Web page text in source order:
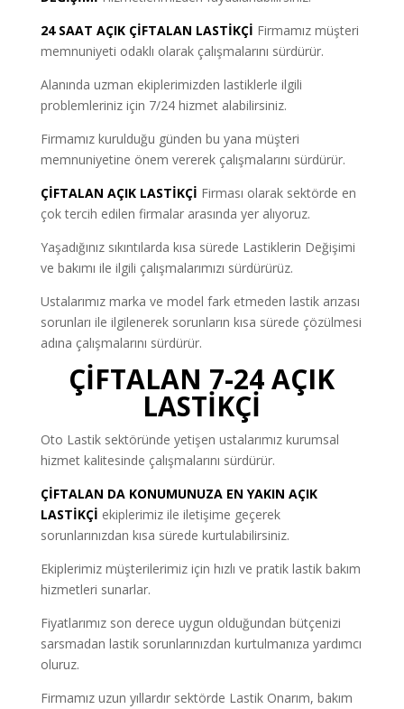
24 SAAT AÇIK ÇİFTALAN LASTİKÇİ Firmamız müşteri
memnuniyeti odaklı olarak çalışmalarını sürdürür.
Alanında uzman ekiplerimizden lastiklerle ilgili
problemleriniz için 7/24 hizmet alabilirsiniz.
Firmamız kurulduğu günden bu yana müşteri
memnuniyetine önem vererek çalışmalarını sürdürür.
ÇİFTALAN AÇIK LASTİKÇİ Firması olarak sektörde en
çok tercih edilen firmalar arasında yer alıyoruz.
Yaşadığınız sıkıntılarda kısa sürede Lastiklerin Değişimi
ve bakımı ile ilgili çalışmalarımızı sürdürürüz.
Ustalarımız marka ve model fark etmeden lastik arızası
sorunları ile ilgilenerek sorunların kısa sürede çözülmesi
adına çalışmalarını sürdürür.
ÇİFTALAN 7-24 AÇIK
LASTİKÇİ
Oto Lastik sektöründe yetişen ustalarımız kurumsal
hizmet kalitesinde çalışmalarını sürdürür.
ÇİFTALAN DA KONUMUNUZA EN YAKIN AÇIK
LASTİKÇİ ekiplerimiz ile iletişime geçerek
sorunlarınızdan kısa sürede kurtulabilirsiniz.
Ekiplerimiz müşterilerimiz için hızlı ve pratik lastik bakım
hizmetleri sunarlar.
Fiyatlarımız son derece uygun olduğundan bütçenizi
sarsmadan lastik sorunlarınızdan kurtulmanıza yardımcı
oluruz.
Firmamız uzun yıllardır sektörde Lastik Onarım, bakım